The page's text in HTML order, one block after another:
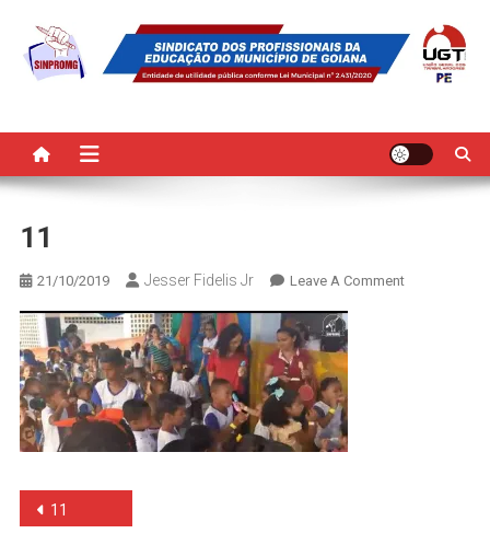
content
11
21/10/2019 Jesser Fidelis Jr Leave A CommentOn
Navegação
11